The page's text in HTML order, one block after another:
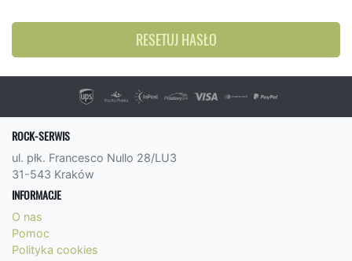
RESETUJ HASŁO
ROCK-SERWIS
ul. płk. Francesco Nullo 28/LU3
31-543 Kraków
INFORMACJE
O nas
Pomoc
Polityka cookies